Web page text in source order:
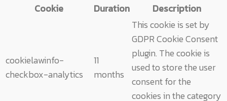
Cookie
Duration Description
cookielawinfo-
checkbox-analytics
11
months
This cookie is set by
GDPR Cookie Consent
plugin. The cookie is
used to store the user
consent for the
cookies in the category